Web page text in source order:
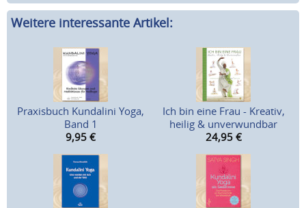
Weitere interessante Artikel:
Praxisbuch Kundalini Yoga,
Band 1
9,95 €
Ich bin eine Frau - Kreativ,
heilig & unverwundbar
24,95 €